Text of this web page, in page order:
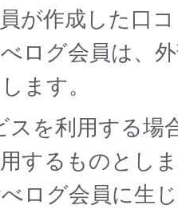
が作成した口
ログ会員は、
ます。
スを利⽤する
するものとし
ログ会員に⽣